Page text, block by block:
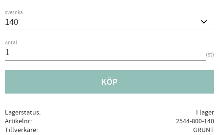
svesnka
Antal
st
KÖP
Lagerstatus
I lager
Artikelnr
2544-800-140
Tillverkare
GRUNT